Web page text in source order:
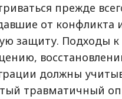
прежде
от конфликта
защиту. Подходы к
должны
травматичный